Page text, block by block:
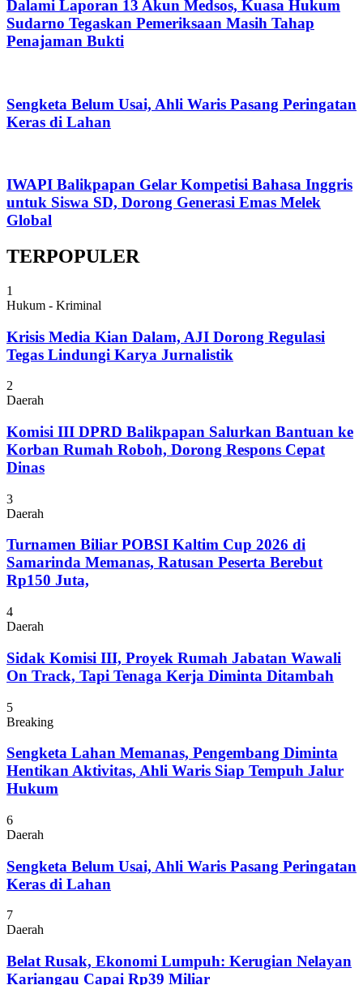
Dalami Laporan 13 Akun Medsos, Kuasa Hukum
Sudarno Tegaskan Pemeriksaan Masih Tahap
Penajaman Bukti
Sengketa Belum Usai, Ahli Waris Pasang Peringatan
Keras di Lahan
IWAPI Balikpapan Gelar Kompetisi Bahasa Inggris
untuk Siswa SD, Dorong Generasi Emas Melek
Global
TERPOPULER
1
Hukum - Kriminal
Krisis Media Kian Dalam, AJI Dorong Regulasi
Tegas Lindungi Karya Jurnalistik
2
Daerah
Komisi III DPRD Balikpapan Salurkan Bantuan ke
Korban Rumah Roboh, Dorong Respons Cepat
Dinas
3
Daerah
Turnamen Biliar POBSI Kaltim Cup 2026 di
Samarinda Memanas, Ratusan Peserta Berebut
Rp150 Juta,
4
Daerah
Sidak Komisi III, Proyek Rumah Jabatan Wawali
On Track, Tapi Tenaga Kerja Diminta Ditambah
5
Breaking
Sengketa Lahan Memanas, Pengembang Diminta
Hentikan Aktivitas, Ahli Waris Siap Tempuh Jalur
Hukum
6
Daerah
Sengketa Belum Usai, Ahli Waris Pasang Peringatan
Keras di Lahan
7
Daerah
Belat Rusak, Ekonomi Lumpuh: Kerugian Nelayan
Kariangau Capai Rp39 Miliar